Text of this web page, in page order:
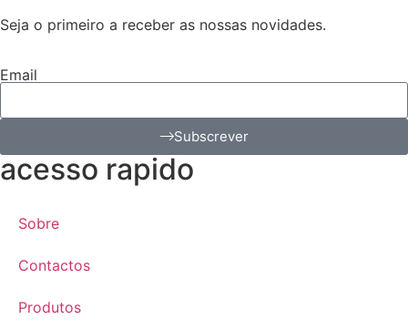
acesso rapido
Sobre
Contactos
Produtos
Seja o primeiro a receber as nossas novidades.
Email
Subscrever